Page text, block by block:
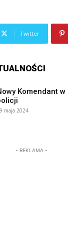
Twitter
Komendant
maja 2024
- REKLAMA -